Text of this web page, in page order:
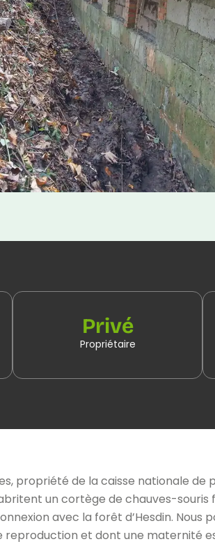
Privé
Propriétaire
propriété de la caisse nationale
un cortège de chauves-souris
avec la forêt d’Hesdin. Nous
et dont une maternité